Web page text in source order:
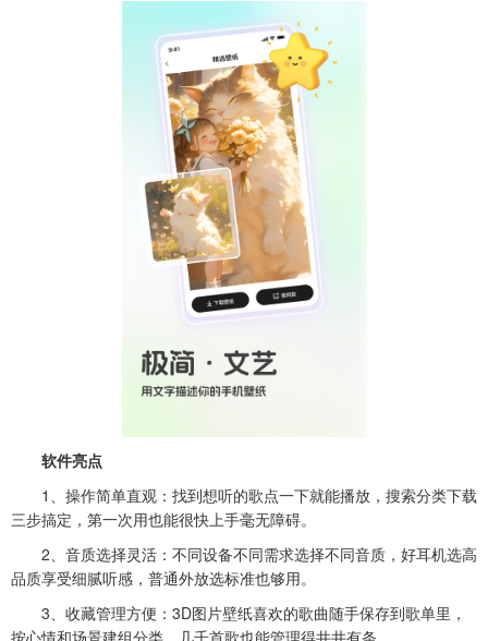
软件亮点
1、操作简单直观：找到想听的歌点一下就能播放，搜索分类下载
三步搞定，第一次用也能很快上手毫无障碍。
2、音质选择灵活：不同设备不同需求选择不同音质，好耳机选高
品质享受细腻听感，普通外放选标准也够用。
3、收藏管理方便：3D图片壁纸喜欢的歌曲随手保存到歌单里，
按心情和场景建组分类，几千首歌也能管理得井井有条。